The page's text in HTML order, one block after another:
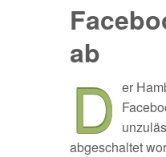
ab
D er
abgeschaltet